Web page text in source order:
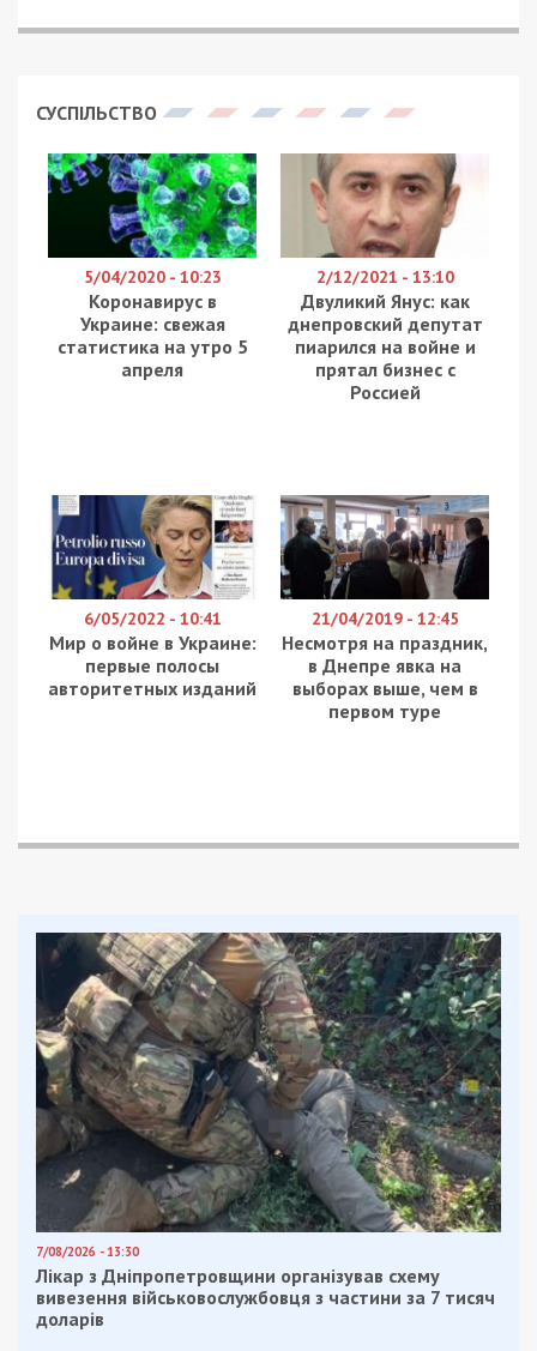
СУСПІЛЬСТВО
5/04/2020 - 10:23
Коронавирус в
Украине: свежая
статистика на утро 5
апреля
2/12/2021 - 13:10
Двуликий Янус: как
днепровский депутат
пиарился на войне и
прятал бизнес с
Россией
6/05/2022 - 10:41
Мир о войне в Украине:
первые полосы
авторитетных изданий
21/04/2019 - 12:45
Несмотря на праздник,
в Днепре явка на
выборах выше, чем в
первом туре
7/08/2026 - 13:30
Лікар з Дніпропетровщини організував схему
вивезення військовослужбовця з частини за 7 тисяч
доларів